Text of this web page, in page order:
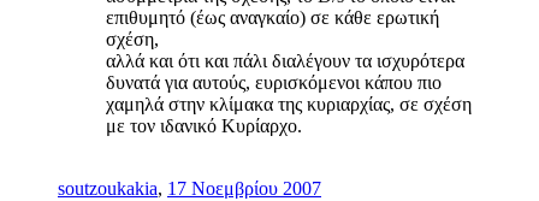
επιθυμητό (έως αναγκαίο) σε κάθε ερωτική
σχέση,
αλλά και ότι και πάλι διαλέγουν τα ισχυρότερα
δυνατά για αυτούς, ευρισκόμενοι κάπου πιο
χαμηλά στην κλίμακα της κυριαρχίας, σε σχέση
με τον ιδανικό Κυρίαρχο.
soutzoukakia, 17 Νοεμβρίου 2007